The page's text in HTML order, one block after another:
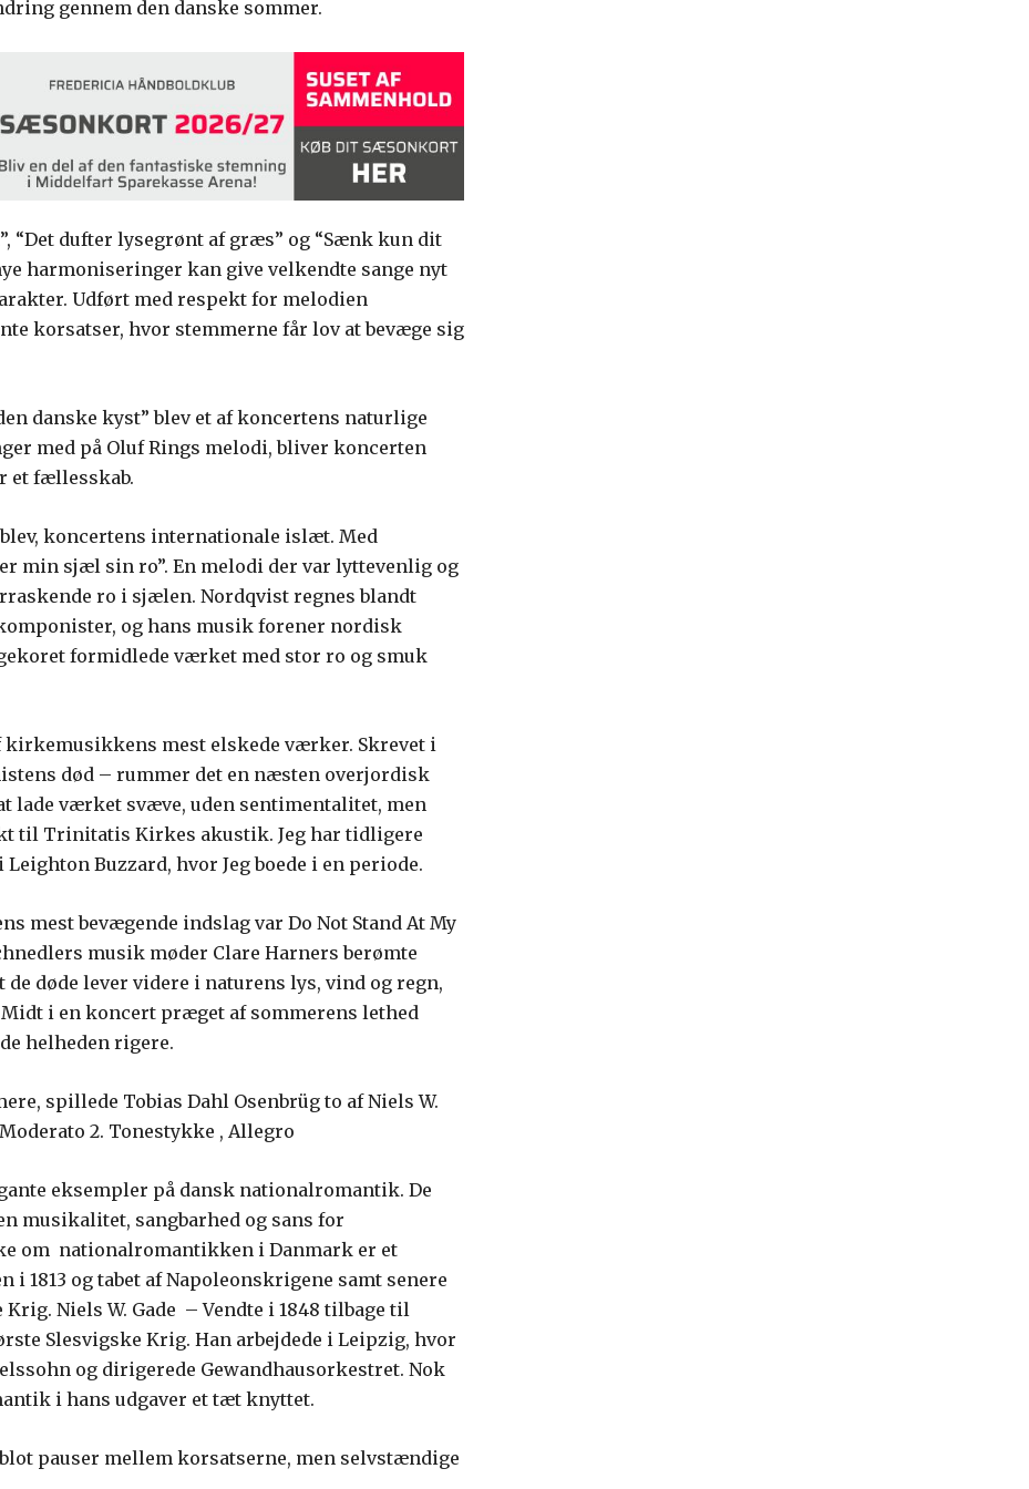
gennem den danske sommer.
“Det dufter lysegrønt af græs” og “Sænk kun dit
harmoniseringer kan give velkendte sange nyt
Udført med respekt for melodien
korsatser, hvor stemmerne får lov at bevæge sig
danske kyst” blev et af koncertens naturlige
med på Oluf Rings melodi, bliver koncerten
et fællesskab.
koncertens internationale islæt. Med
min sjæl sin ro”. En melodi der var lyttevenlig og
ro i sjælen. Nordqvist regnes blandt
og hans musik forener nordisk
formidlede værket med stor ro og smuk
kirkemusikkens mest elskede værker. Skrevet i
død – rummer det en næsten overjordisk
lade værket svæve, uden sentimentalitet, men
til Trinitatis Kirkes akustik. Jeg har tidligere
Buzzard, hvor Jeg boede i en periode.
mest bevægende indslag var Do Not Stand At My
musik møder Clare Harners berømte
døde lever videre i naturens lys, vind og regn,
i en koncert præget af sommerens lethed
helheden rigere.
spillede Tobias Dahl Osenbrüg to af Niels W.
2. Tonestykke , Allegro
eksempler på dansk nationalromantik. De
musikalitet, sangbarhed og sans for
om nationalromantikken i Danmark er et
1813 og tabet af Napoleonskrigene samt senere
Niels W. Gade – Vendte i 1848 tilbage til
Slesvigske Krig. Han arbejdede i Leipzig, hvor
og dirigerede Gewandhausorkestret. Nok
i hans udgaver et tæt knyttet.
pauser mellem korsatserne, men selvstændige